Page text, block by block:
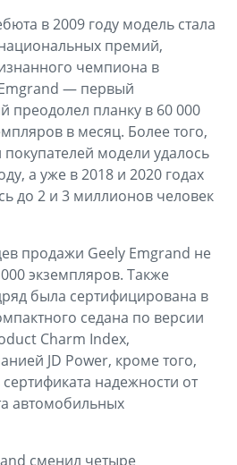
в 2009 году модель стала
премий,
чемпиона в
— первый
преодолел планку в 60 000
в месяц. Более того,
модели удалось
а уже в 2018 и 2020 годах
до 2 и 3 миллионов человек
продажи Geely Emgrand не
экземпляров. Также
была сертифицирована в
седана по версии
Charm Index,
JD Power, кроме того,
надежности от
автомобильных
сменил четыре